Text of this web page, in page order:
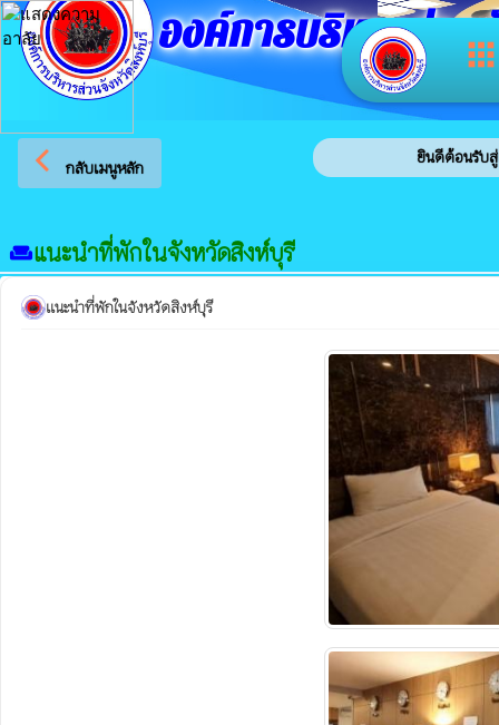
apps
องค์การบริหารส่วน
arrow_back_ios กลับเมนูหลัก
ยินดีต้อนรับสู่เว็บไซ
weekendแนะนำที่พักในจังหวัดสิงห์บุรี
แนะนำที่พักในจังหวัดสิงห์บุรี